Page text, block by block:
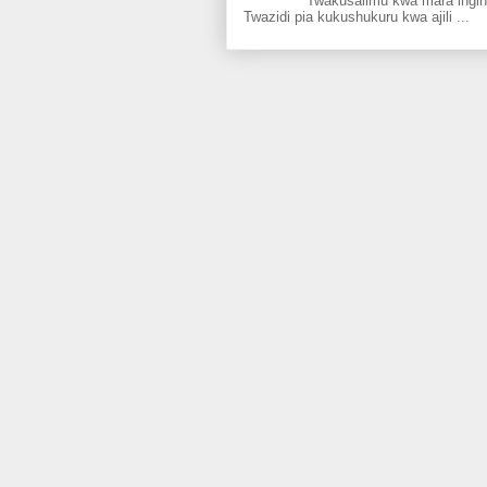
Twazidi pia kukushukuru kwa ajili ...